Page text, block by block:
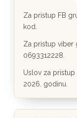
Za pristup FB
kod.
Za pristup viber
0693312228.
Uslov za pristup
2026. godinu.